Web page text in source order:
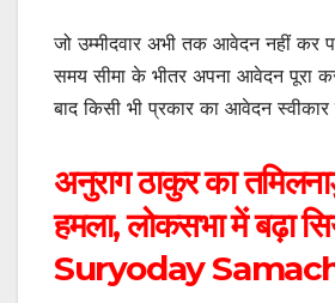
जो उम्मीदवार अभी तक आवेदन नहीं कर
समय सीमा के भीतर अपना आवेदन पूरा
बाद किसी भी प्रकार का आवेदन स्वीकार
अनुराग ठाकुर का
हमला, लोकसभा में बढ़ा
Suryoday